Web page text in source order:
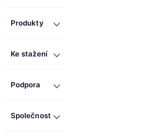
Produkty
Ke stažení
Podpora
Společnost